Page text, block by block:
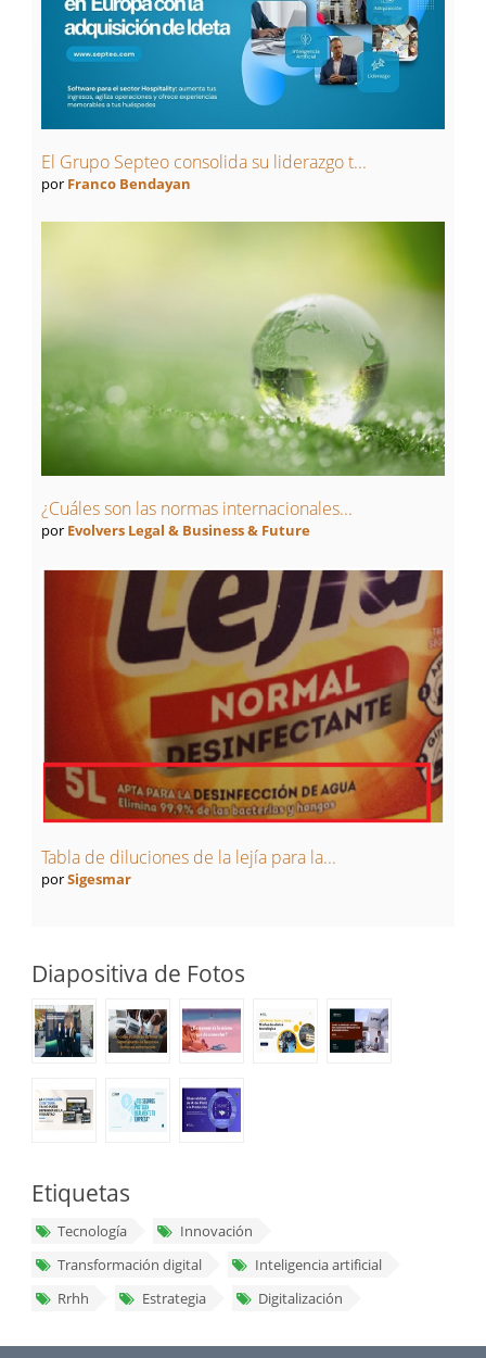
El Grupo Septeo consolida su liderazgo t...
por Franco Bendayan
¿Cuáles son las normas internacionales...
por Evolvers Legal & Business & Future
Tabla de diluciones de la lejía para la...
porSigesmar
Diapositiva de Fotos
Etiquetas
Tecnología
Innovación
Transformación digital
Inteligencia artificial
Rrhh
Estrategia Digitalización